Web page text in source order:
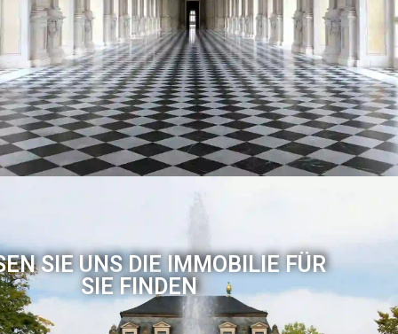
SIE UNS DIE IMMOBILIE FÜR
SIE FINDEN